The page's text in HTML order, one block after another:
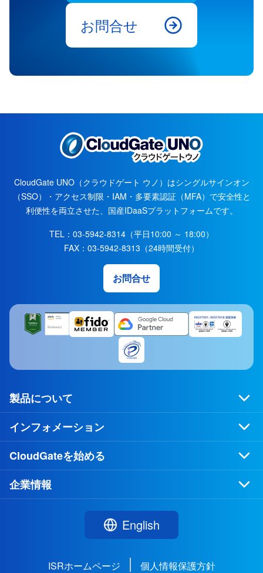
お問合せ
CloudGate UNO（クラウドゲート ウノ）はシングルサインオン
（SSO）・アクセス制限・IAM・多要素認証（MFA）で安全性と
利便性を両立させた、国産IDaaSプラットフォームです。
TEL： 03-5942-8314 （平日10:00 ～ 18:00）
FAX： 03-5942-8313 （24時間受付）
お問合せ
製品について
インフォメーション
CloudGateを始める
企業情報
English
ISRホームページ 個人情報保護方針